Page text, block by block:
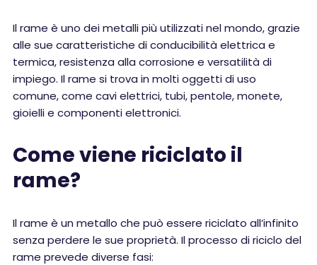
Il rame è uno dei metalli più utilizzati nel mondo, grazie
alle sue caratteristiche di conducibilità elettrica e
termica, resistenza alla corrosione e versatilità di
impiego. Il rame si trova in molti oggetti di uso
comune, come cavi elettrici, tubi, pentole, monete,
gioielli e componenti elettronici.
Come viene riciclato il
rame?
Il rame è un metallo che può essere riciclato all’infinito
senza perdere le sue proprietà. Il processo di riciclo del
rame prevede diverse fasi: